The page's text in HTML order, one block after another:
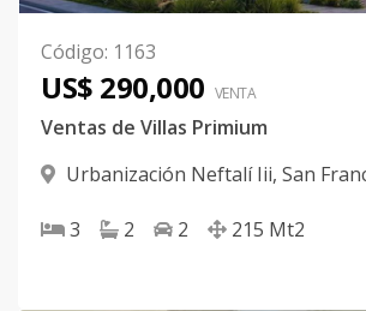
Código: 1163
US$ 290,000 VENTA
Ventas de Villas Primium
Urbanización Neftalí Iii, San
3
2 2 215 Mt2